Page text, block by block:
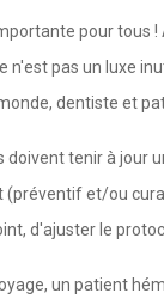
pour tous
n'est pas un luxe
dentiste et
doivent tenir à jour
et/ou
d'ajuster le
un patient